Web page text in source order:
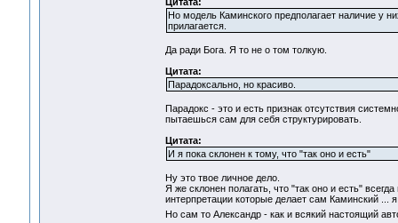
Но модель Каминского предполагает наличие у
прилагается.
Да ради Бога. Я то не о том толкую.
Цитата:
Парадоксально, но красиво.
Парадокс - это и есть признак отсутствия
пытаешься сам для себя структурировать.
Цитата:
И я пока склонен к тому, что "так оно и есть"
Ну это твое личное дело.
Я же склонен полагать, что "так оно и есть"
интерпретации которые делает сам Каминский ...
Но сам то Александр - как и всякий настоящий